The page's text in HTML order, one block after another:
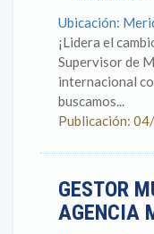
Ubicación:
¡Lidera el
Supervisor de
internacional
buscamos...
Publicación:
GESTOR
AGENCIA